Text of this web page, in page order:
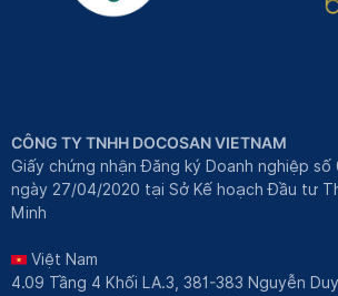
CÔNG TY TNHH DOCOSAN VIETNAM
Giấy chứng nhận Đăng ký Doanh nghiệp số
ngày 27/04/2020 tại Sở Kế hoạch Đầu tư
Minh
Việt Nam
4.09 Tầng 4 Khối LA.3, 381-383 Nguyễn